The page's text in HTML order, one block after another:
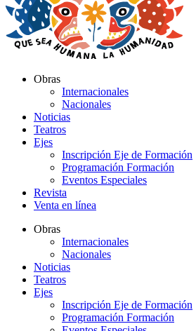
Obras
Internacionales
Nacionales
Noticias
Teatros
Ejes
Inscripción Eje de Formación
Programación Formación
Eventos Especiales
Revista
Venta en línea
Obras
Internacionales
Nacionales
Noticias
Teatros
Ejes
Inscripción Eje de Formación
Programación Formación